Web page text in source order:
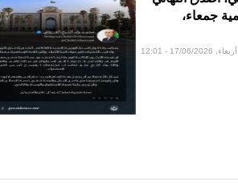
جمعاء،
أربعاء, 17/06/2026 - 12:01